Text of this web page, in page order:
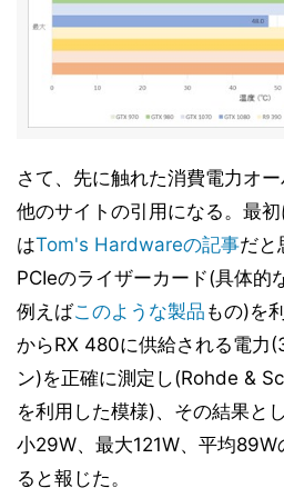
さて、先に触れた消費電力オ
他のサイトの引用になる。最
はTom's Hardwareの記事だと
PCIeのライザーカード(具体的
例えばこのような製品 もの)を
からRX 480に供給される電力
ン)を正確に測定し(Rohde &
を利用した模様)、その結果と
小29W、最大121W、平均89W
ると報じた。